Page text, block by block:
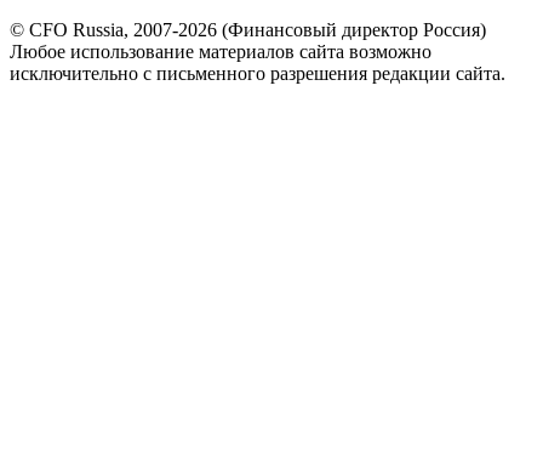
© CFO Russia, 2007-2026 (Финансовый директор Россия)
Любое использование материалов сайта возможно
исключительно с письменного разрешения редакции сайта.